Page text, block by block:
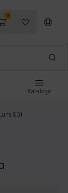
0
Katalogs
Luna 801